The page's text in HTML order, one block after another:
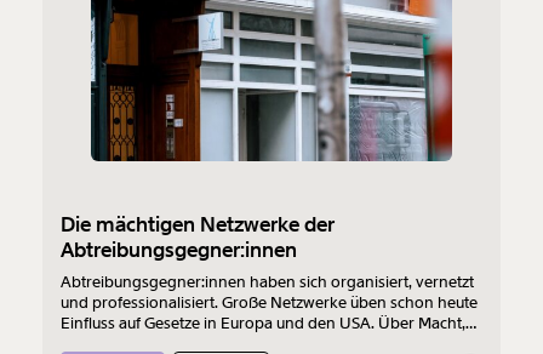
Veränderung
beginnt mit Dir!
WerdeFördermitgliedund wir können gemeinsam
Die mächtigen Netzwerke der
Abtreibungsgegner:innen
Abtreibungsgegner:innen haben sich organisiert, vernetzt
und professionalisiert. Große Netzwerke üben schon heute
Einfluss auf Gesetze in Europa und den USA. Über Macht,